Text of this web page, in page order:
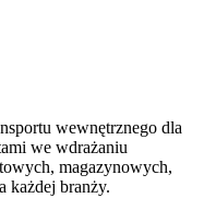
wewnętrznego dla
we wdrażaniu
magazynowych,
każdej branży.